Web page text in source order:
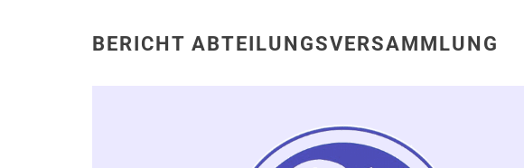
BERICHT ABTEILUNGSVERSAMMLUNG